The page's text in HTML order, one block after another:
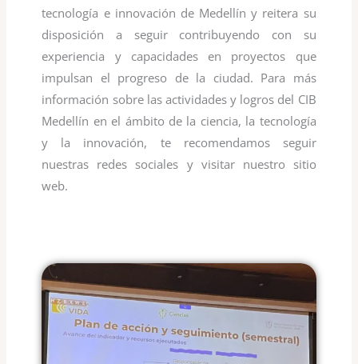
tecnología e innovación de Medellín y reitera su
disposición a seguir contribuyendo con su
experiencia y capacidades en proyectos que
impulsan el progreso de la ciudad. Para más
información sobre las actividades y logros del CIB
Medellín en el ámbito de la ciencia, la tecnología
y la innovación, te recomendamos seguir
nuestras redes sociales y visitar nuestro sitio
web.